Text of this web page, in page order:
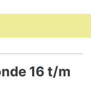
16 t/m